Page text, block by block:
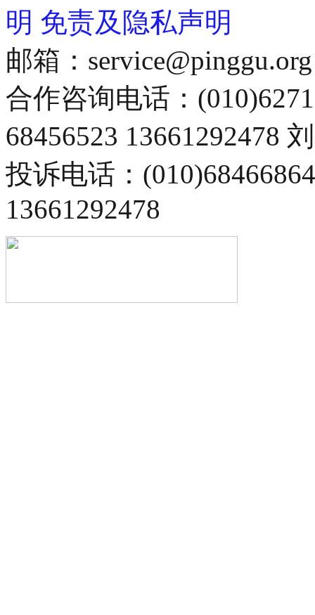
明 免责及隐私声明
邮箱：service@pinggu.org
合作咨询电话：
68456523 13661292478
投诉电话：
13661292478